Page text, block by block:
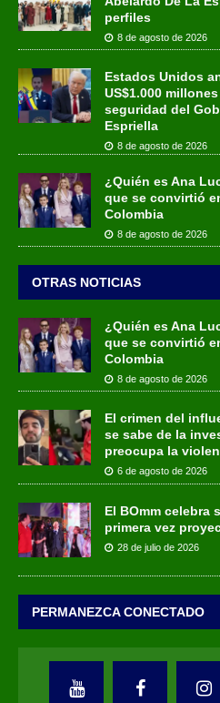
perfiles
8 de agosto de 2026
Estados Unidos
US$1.000
seguridad del
Espriella
8 de agosto de 2026
¿Quién es Ana
que se convirtió
Colombia
8 de agosto de 2026
OTRAS NOTICIAS
¿Quién es Ana
que se convirtió
Colombia
8 de agosto de 2026
El crimen del
se sabe de la
preocupa la
6 de agosto de 2026
El BOmm celebra
primera vez
28 de julio de 2026
PERMANEZCA CONECTADO